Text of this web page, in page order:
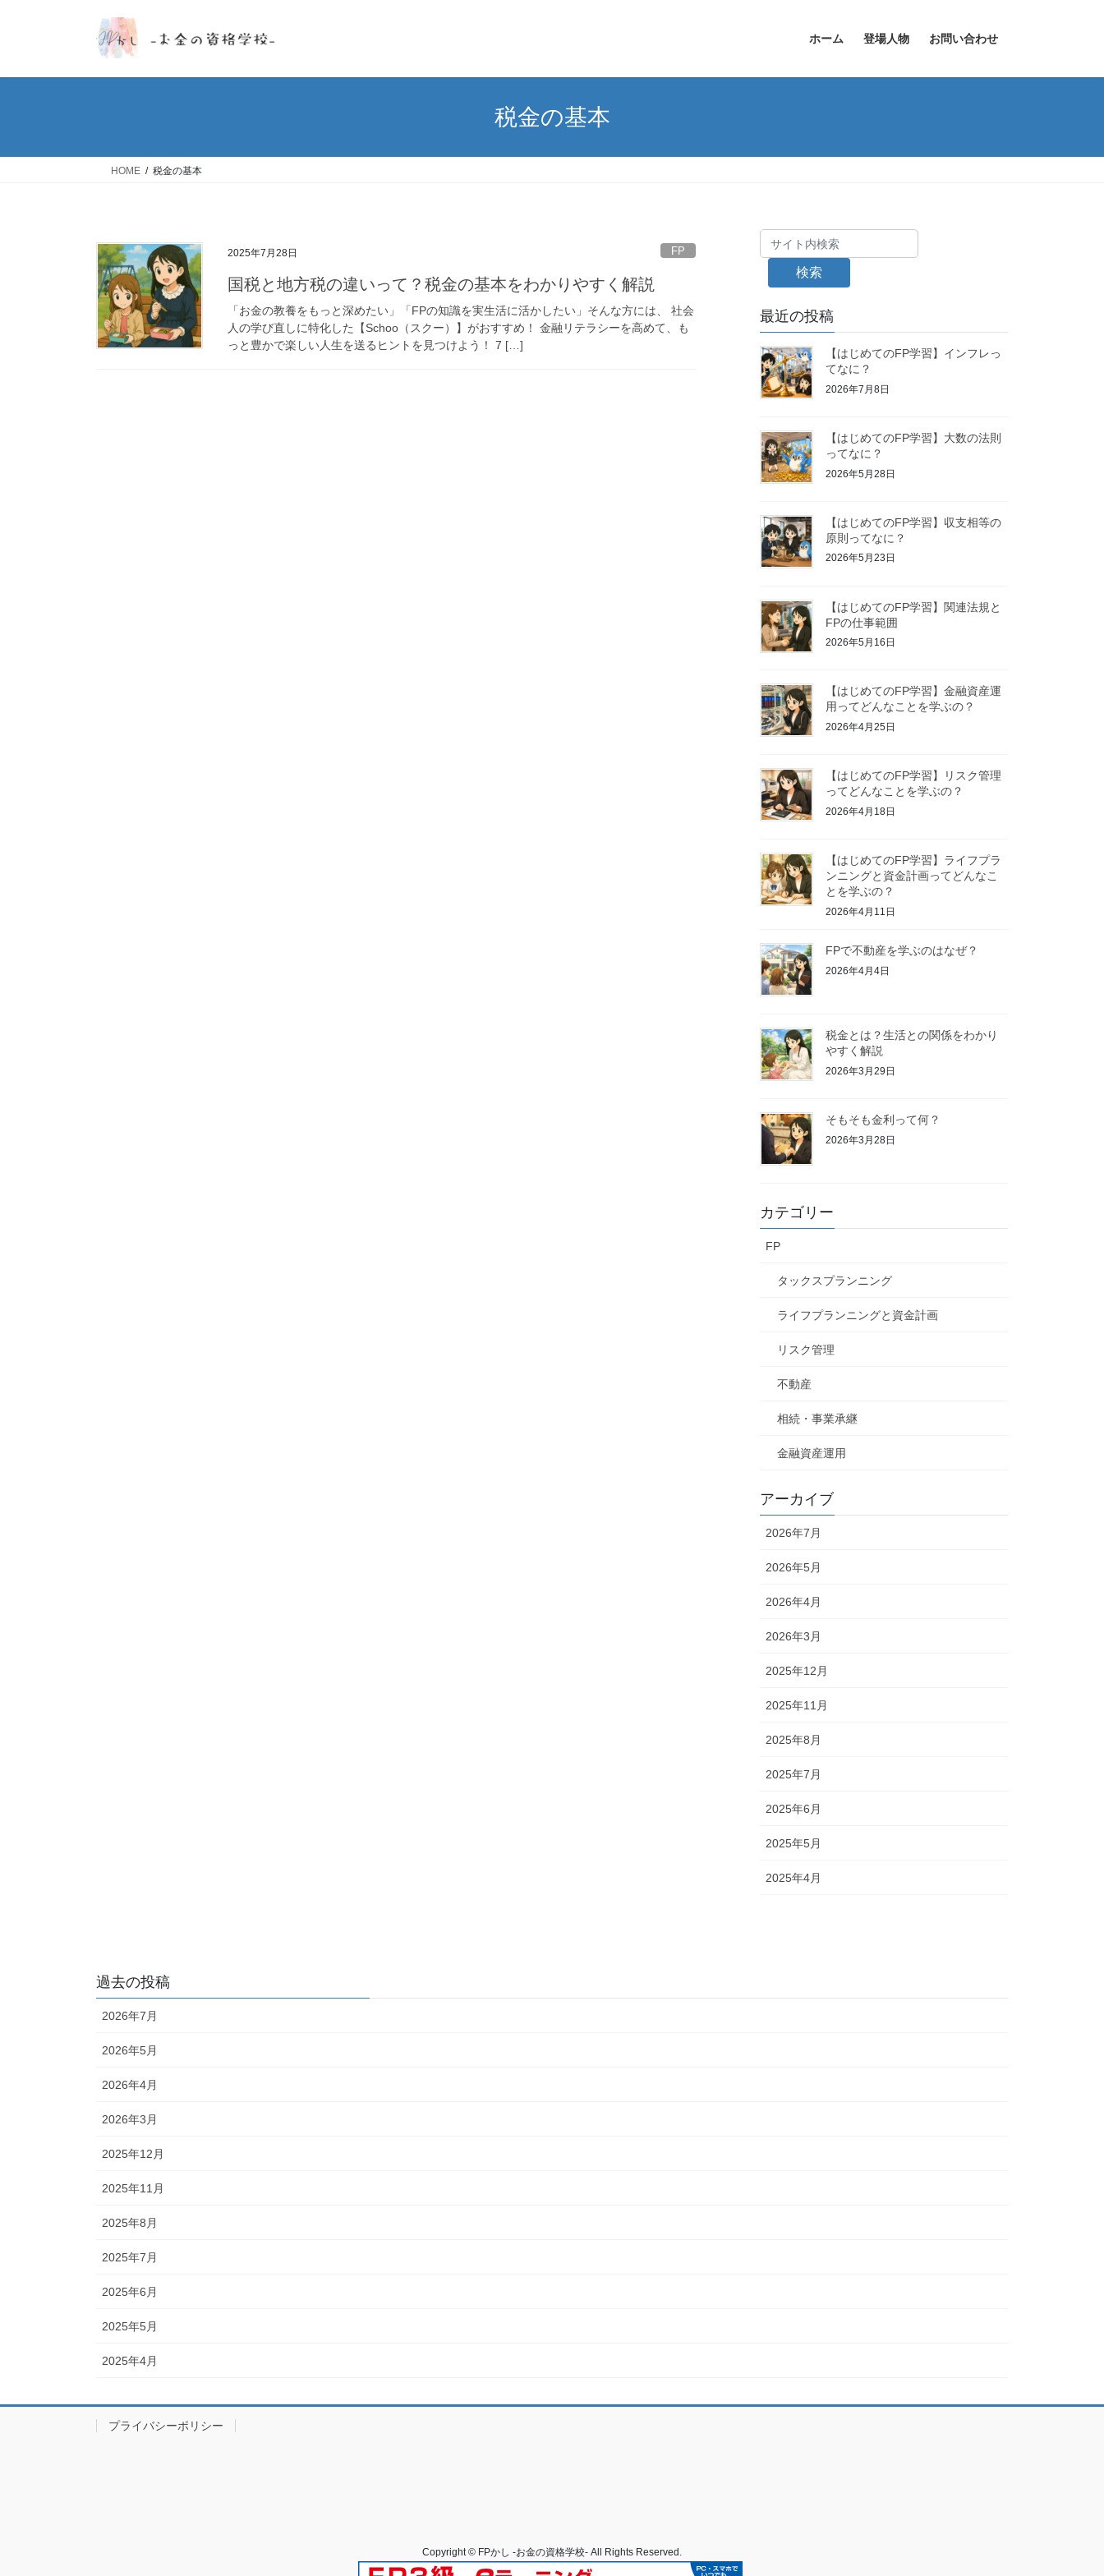
ホーム 登場人物 お問い合わせ
税金の基本
HOME 税金の基本
2025年7月28日 FP
国税と地方税の違いって？税金の基本をわかりやすく解説
「お金の教養をもっと深めたい」「FPの知識を実生活に活かしたい」そんな方には、 社会
人の学び直しに特化した【Schoo（スクー）】がおすすめ！ 金融リテラシーを高めて、も
っと豊かで楽しい人生を送るヒントを見つけよう！ 7 […]
検索
最近の投稿
【はじめてのFP学習】インフレっ
てなに？
2026年7月8日
【はじめてのFP学習】大数の法則
ってなに？
2026年5月28日
【はじめてのFP学習】収支相等の
原則ってなに？
2026年5月23日
【はじめてのFP学習】関連法規と
FPの仕事範囲
2026年5月16日
【はじめてのFP学習】金融資産運
用ってどんなことを学ぶの？
2026年4月25日
【はじめてのFP学習】リスク管理
ってどんなことを学ぶの？
2026年4月18日
【はじめてのFP学習】ライフプラ
ンニングと資金計画ってどんなこ
とを学ぶの？
2026年4月11日
FPで不動産を学ぶのはなぜ？
2026年4月4日
税金とは？生活との関係をわかり
やすく解説
2026年3月29日
そもそも金利って何？
2026年3月28日
カテゴリー
FP
タックスプランニング
ライフプランニングと資金計画
リスク管理
不動産
相続・事業承継
金融資産運用
アーカイブ
2026年7月
2026年5月
2026年4月
2026年3月
2025年12月
2025年11月
2025年8月
2025年7月
2025年6月
2025年5月
2025年4月
過去の投稿
2026年7月
2026年5月
2026年4月
2026年3月
2025年12月
2025年11月
2025年8月
2025年7月
2025年6月
2025年5月
2025年4月
プライバシーポリシー
Copyright © FPかし -お金の資格学校- All Rights Reserved.